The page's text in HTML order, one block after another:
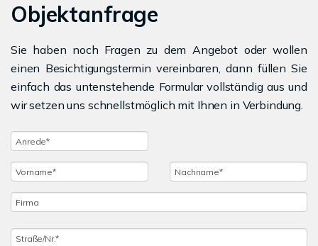
Objektanfrage
Sie haben noch Fragen zu dem Angebot oder wollen
einen Besichtigungstermin vereinbaren, dann füllen Sie
einfach das untenstehende Formular vollständig aus und
wir setzen uns schnellstmöglich mit Ihnen in Verbindung.